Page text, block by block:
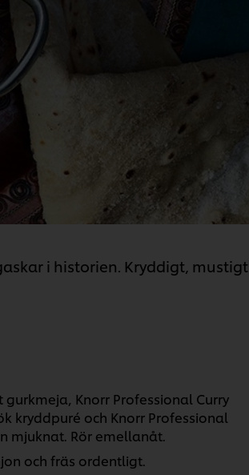
i historien. Kryddigt, mustigt
Knorr Professional Curry
kryddpuré och Knorr Professional
mjuknat. Rör emellanåt.
och fräs ordentligt.